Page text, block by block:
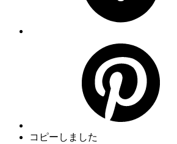
コピーしました